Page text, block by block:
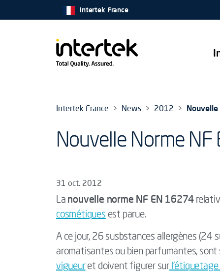
Intertek France
Intertek France News 2012
Nouvelle Norme
31 oct. 2012
La nouvelle norme NF EN 16274
cosmétiques est parue.
A ce jour, 26 susbstances allergènes (24
aromatisantes ou bien parfumantes, sont
vigueuret doivent figurer sur l'étiquetage